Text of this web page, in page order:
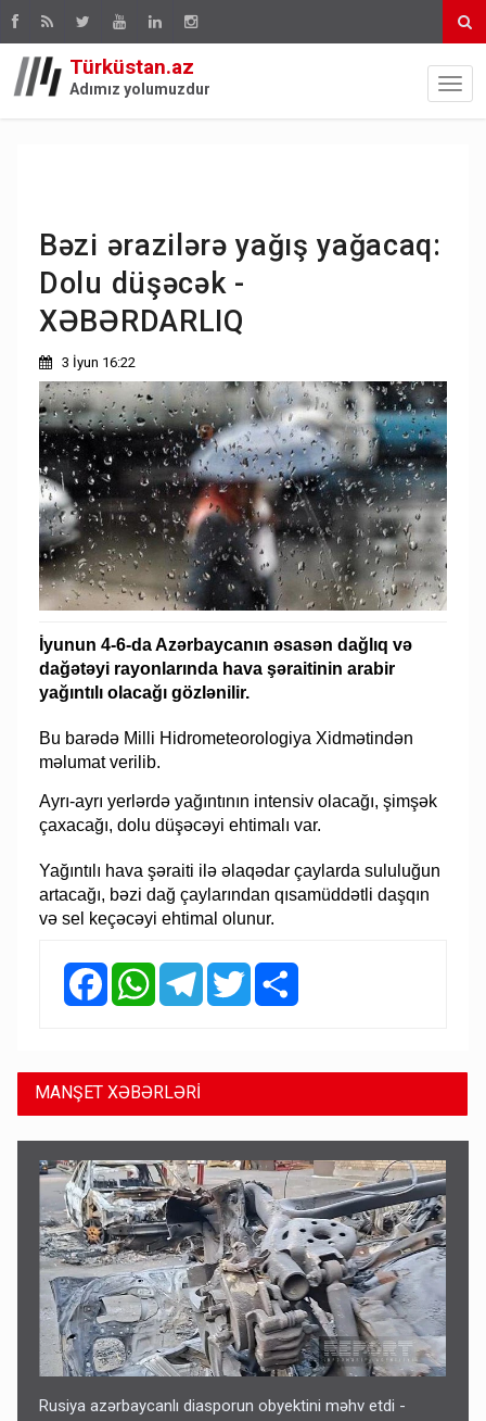
Türküstan.az
Adımız yolumuzdur
Bəzi ərazilərə yağış yağacaq:
Dolu düşəcək -
XƏBƏRDARLIQ
3 İyun 16:22
İyunun 4-6-da Azərbaycanın əsasən dağlıq və
dağətəyi rayonlarında hava şəraitinin arabir
yağıntılı olacağı gözlənilir.
Bu barədə Milli Hidrometeorologiya Xidmətindən
məlumat verilib.
Ayrı-ayrı yerlərdə yağıntının intensiv olacağı, şimşək
çaxacağı, dolu düşəcəyi ehtimalı var.
Yağıntılı hava şəraiti ilə əlaqədar çaylarda sululuğun
artacağı, bəzi dağ çaylarından qısamüddətli daşqın
və sel keçəcəyi ehtimal olunur.
FacebookWhatsAppTelegramTwitter
MANŞET XƏBƏRLƏRİ
Rusiya azərbaycanlı diasporun obyektini məhv etdi -